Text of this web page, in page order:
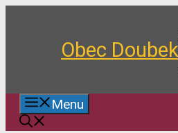
Obec Doubek
Menu